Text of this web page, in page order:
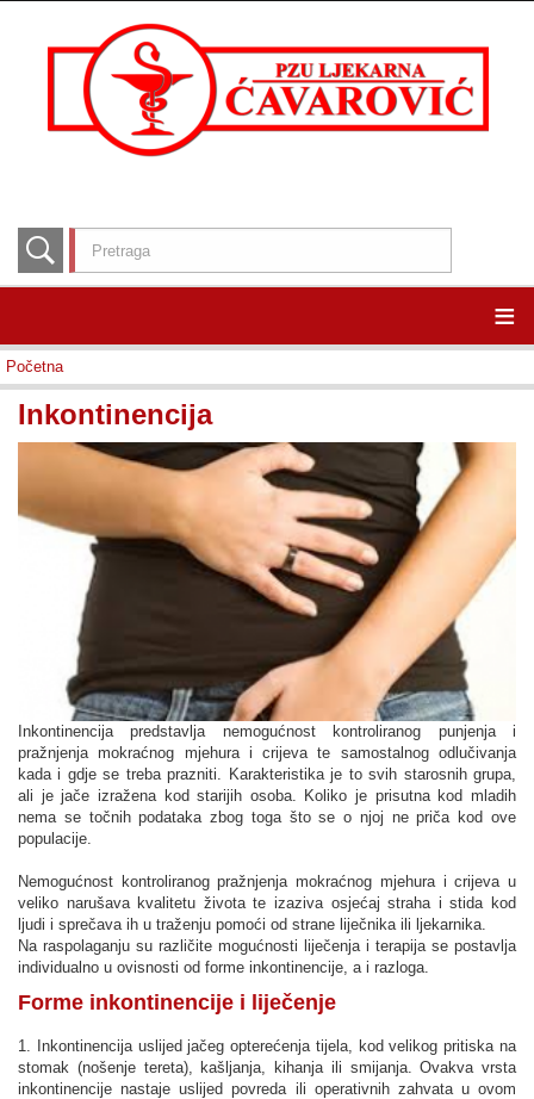
≡
Početna
Inkontinencija
Inkontinencija predstavlja nemogućnost kontroliranog punjenja i
pražnjenja mokraćnog mjehura i crijeva te samostalnog odlučivanja
kada i gdje se treba prazniti. Karakteristika je to svih starosnih grupa,
ali je jače izražena kod starijih osoba. Koliko je prisutna kod mladih
nema se točnih podataka zbog toga što se o njoj ne priča kod ove
populacije.
Nemogućnost kontroliranog pražnjenja mokraćnog mjehura i crijeva u
veliko narušava kvalitetu života te izaziva osjećaj straha i stida kod
ljudi i sprečava ih u traženju pomoći od strane liječnika ili ljekarnika.
Na raspolaganju su različite mogućnosti liječenja i terapija se postavlja
individualno u ovisnosti od forme inkontinencije, a i razloga.
Forme inkontinencije i liječenje
1. Inkontinencija uslijed jačeg opterećenja tijela, kod velikog pritiska na
stomak (nošenje tereta), kašljanja, kihanja ili smijanja. Ovakva vrsta
inkontinencije nastaje uslijed povreda ili operativnih zahvata u ovom